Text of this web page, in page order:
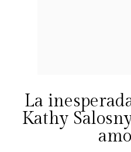
La
Kathy